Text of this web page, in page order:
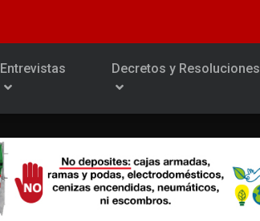
Entrevistas Decretos y Resoluciones